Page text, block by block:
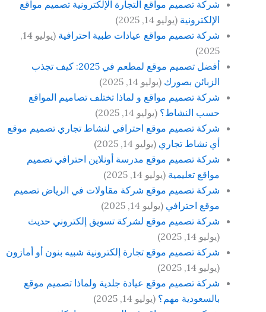
شركة تصميم مواقع التجارة الإلكترونية تصميم مواقع
الإلكترونية (يوليو 14, 2025)
شركة تصميم مواقع عيادات طبية احترافية
(يوليو 14,
2025)
أفضل تصميم موقع لمطعم في 2025: كيف تجذب
الزبائن بصورك (يوليو 14, 2025)
شركة تصميم مواقع و لماذا تختلف تصاميم المواقع
حسب النشاط؟ (يوليو 14, 2025)
شركة تصميم موقع احترافي لنشاط تجاري تصميم موقع
أي نشاط تجاري (يوليو 14, 2025)
شركة تصميم موقع مدرسة أونلاين احترافي تصميم
مواقع تعليمية (يوليو 14, 2025)
شركة تصميم موقع شركة مقاولات في الرياض تصميم
موقع احترافي (يوليو 14, 2025)
شركة تصميم موقع لشركة تسويق إلكتروني حديث
(يوليو 14, 2025)
شركة تصميم موقع تجارة إلكترونية شبيه بنون أو أمازون
(يوليو 14, 2025)
شركة تصميم موقع عيادة جلدية ولماذا تصميم موقع
بالسعودية مهم؟ (يوليو 14, 2025)